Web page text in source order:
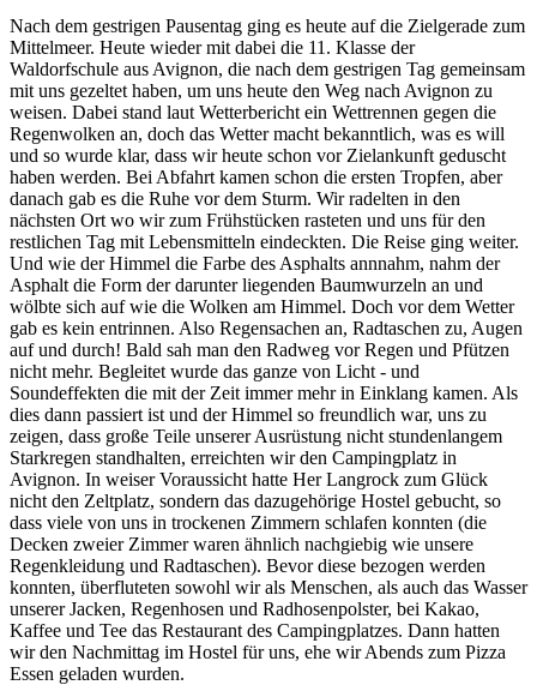
Nach dem gestrigen Pausentag ging es heute auf die Zielgerade zum
Mittelmeer. Heute wieder mit dabei die 11. Klasse der
Waldorfschule aus Avignon, die nach dem gestrigen Tag gemeinsam
mit uns gezeltet haben, um uns heute den Weg nach Avignon zu
weisen. Dabei stand laut Wetterbericht ein Wettrennen gegen die
Regenwolken an, doch das Wetter macht bekanntlich, was es will
und so wurde klar, dass wir heute schon vor Zielankunft geduscht
haben werden. Bei Abfahrt kamen schon die ersten Tropfen, aber
danach gab es die Ruhe vor dem Sturm. Wir radelten in den
nächsten Ort wo wir zum Frühstücken rasteten und uns für den
restlichen Tag mit Lebensmitteln eindeckten. Die Reise ging weiter.
Und wie der Himmel die Farbe des Asphalts annnahm, nahm der
Asphalt die Form der darunter liegenden Baumwurzeln an und
wölbte sich auf wie die Wolken am Himmel. Doch vor dem Wetter
gab es kein entrinnen. Also Regensachen an, Radtaschen zu, Augen
auf und durch! Bald sah man den Radweg vor Regen und Pfützen
nicht mehr. Begleitet wurde das ganze von Licht - und
Soundeffekten die mit der Zeit immer mehr in Einklang kamen. Als
dies dann passiert ist und der Himmel so freundlich war, uns zu
zeigen, dass große Teile unserer Ausrüstung nicht stundenlangem
Starkregen standhalten, erreichten wir den Campingplatz in
Avignon. In weiser Voraussicht hatte Her Langrock zum Glück
nicht den Zeltplatz, sondern das dazugehörige Hostel gebucht, so
dass viele von uns in trockenen Zimmern schlafen konnten (die
Decken zweier Zimmer waren ähnlich nachgiebig wie unsere
Regenkleidung und Radtaschen). Bevor diese bezogen werden
konnten, überfluteten sowohl wir als Menschen, als auch das Wasser
unserer Jacken, Regenhosen und Radhosenpolster, bei Kakao,
Kaffee und Tee das Restaurant des Campingplatzes. Dann hatten
wir den Nachmittag im Hostel für uns, ehe wir Abends zum Pizza
Essen geladen wurden.